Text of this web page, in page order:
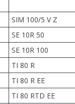
SIM 100/5 V Z
SE 10R 50
SE 10R 100
TI 80 R
TI 80 R EE
TI 80 RTD EE